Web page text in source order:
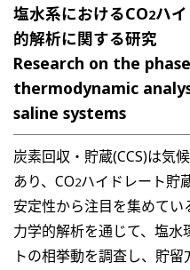
塩水系におけるCO2ハ
的解析に関する研究
Research on the
thermodynamic
saline systems
炭素回収・貯蔵(CCS)は気
あり、CO2ハイドレート貯
安定性から注目を集めて
力学的解析を通じて、塩水
トの相挙動を調査し、貯